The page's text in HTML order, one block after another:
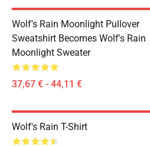
Wolf's Rain Moonlight Pullover
Sweatshirt Becomes Wolf's Rain
Moonlight Sweater
37,67 € - 44,11 €
Wolf's Rain T-Shirt